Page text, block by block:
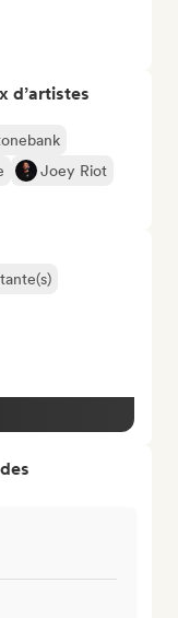
d’artistes
Joey Riot